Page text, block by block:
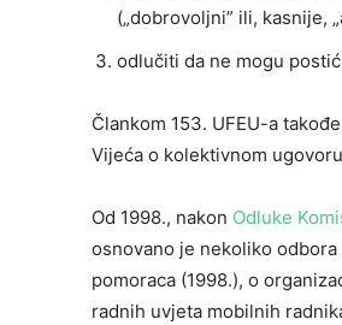
(„dobrovoljni” ili, kasnije,
odlučiti da ne mogu
Člankom 153. UFEU-a
Vijeća o kolektivnom
Od 1998., nakon Odluke
osnovano je nekoliko
pomoraca (1998.), o
radnih uvjeta mobilnih